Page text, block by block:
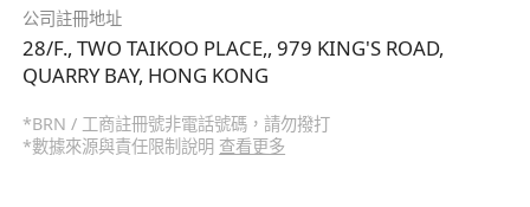
公司註冊地址
28/F., TWO TAIKOO PLACE,, 979 KING'S ROAD,
QUARRY BAY, HONG KONG
*BRN / 工商註冊號非電話號碼，請勿撥打
*數據來源與責任限制說明 查看更多